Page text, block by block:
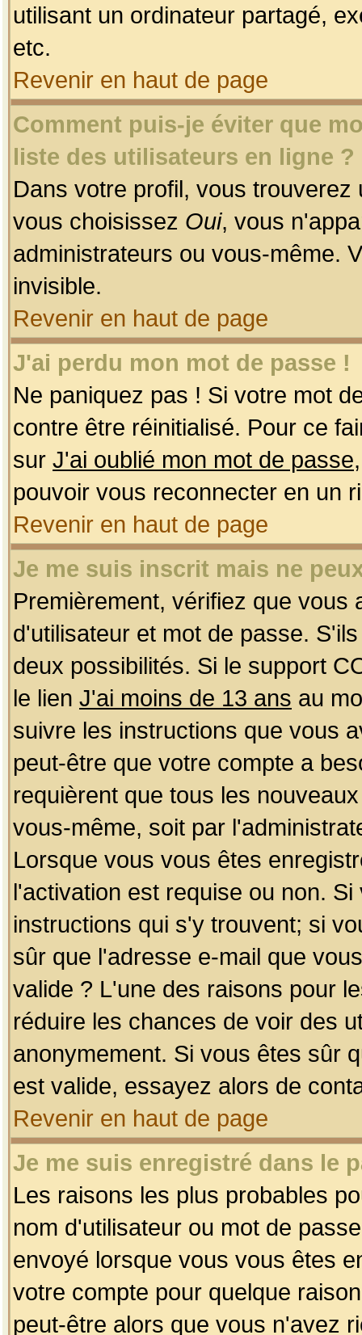
utilisant un ordinateur partagé,
etc.
Revenir en haut de page
Comment puis-je éviter que
liste des utilisateurs en ligne ?
Dans votre profil, vous
vous choisissez Oui, vous
administrateurs ou vous-même.
invisible.
Revenir en haut de page
J'ai perdu mon mot de passe !
Ne paniquez pas ! Si votre mot
contre être réinitialisé. Pour ce
sur J'ai oublié mon mot de passe
pouvoir vous reconnecter en un
Revenir en haut de page
Je me suis inscrit mais ne
Premièrement, vérifiez que
d'utilisateur et mot de passe.
deux possibilités. Si le support
le lien J'ai moins de 13 ans au
suivre les instructions que vous
peut-être que votre compte a
requièrent que tous les
vous-même, soit par
Lorsque vous vous êtes
l'activation est requise ou non.
instructions qui s'y trouvent; si
sûr que l'adresse e-mail que
valide ? L'une des raisons pour
réduire les chances de voir des
anonymement. Si vous êtes sûr
est valide, essayez alors de
Revenir en haut de page
Je me suis enregistré dans le
Les raisons les plus probables
nom d'utilisateur ou mot de
envoyé lorsque vous vous êtes
votre compte pour quelque
peut-être alors que vous n'avez